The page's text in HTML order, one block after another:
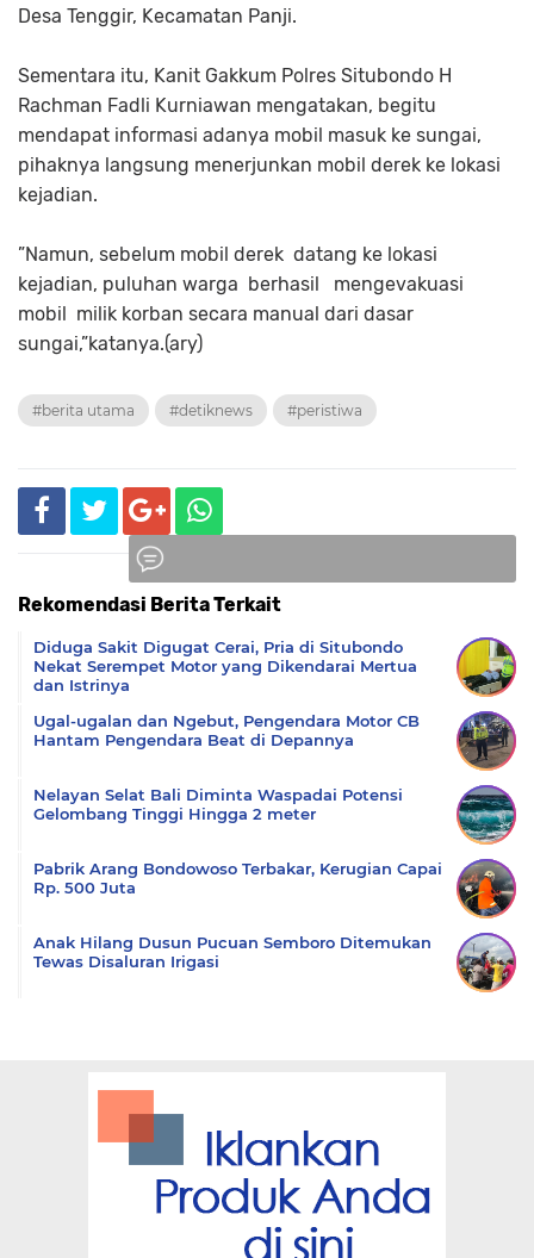
Desa Tenggir, Kecamatan Panji.
Sementara itu, Kanit Gakkum Polres Situbondo H
Rachman Fadli Kurniawan mengatakan, begitu
mendapat informasi adanya mobil masuk ke sungai,
pihaknya langsung menerjunkan mobil derek ke lokasi
kejadian.
”Namun, sebelum mobil derek datang ke lokasi
kejadian, puluhan warga berhasil mengevakuasi
mobil milik korban secara manual dari dasar
sungai,”katanya.(ary)
#berita utama #detiknews #peristiwa
Rekomendasi Berita Terkait
Diduga Sakit Digugat Cerai, Pria di Situbondo
Nekat Serempet Motor yang Dikendarai Mertua
dan Istrinya
Ugal-ugalan dan Ngebut, Pengendara Motor CB
Hantam Pengendara Beat di Depannya
Nelayan Selat Bali Diminta Waspadai Potensi
Gelombang Tinggi Hingga 2 meter
Pabrik Arang Bondowoso Terbakar, Kerugian Capai
Rp. 500 Juta
Anak Hilang Dusun Pucuan Semboro Ditemukan
Tewas Disaluran Irigasi